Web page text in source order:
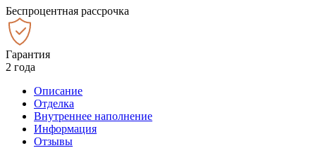
Беспроцентная рассрочка
Гарантия
2 года
Описание
Отделка
Внутреннее наполнение
Информация
Отзывы